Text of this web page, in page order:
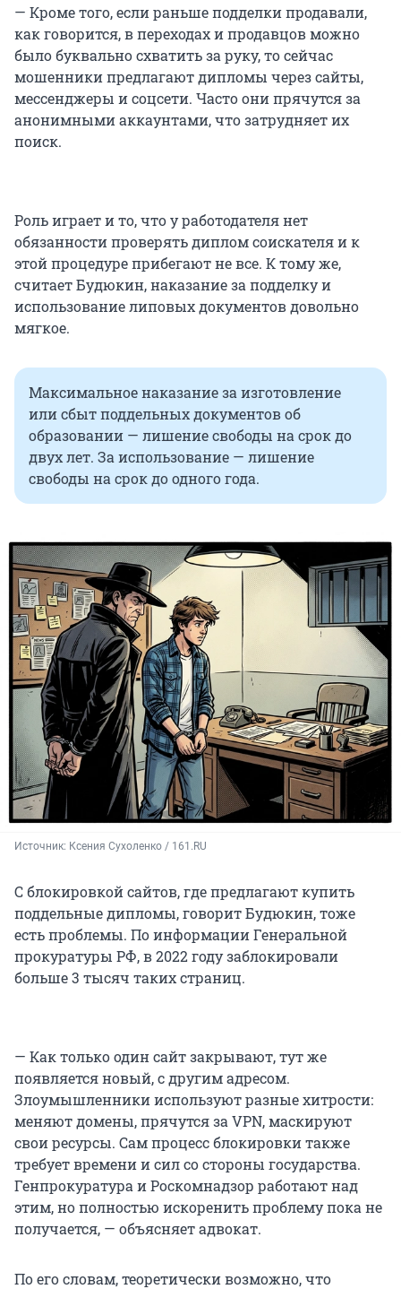
— Кроме того, если раньше подделки продавали,
как говорится, в переходах и продавцов можно
было буквально схватить за руку, то сейчас
мошенники предлагают дипломы через сайты,
мессенджеры и соцсети. Часто они прячутся за
анонимными аккаунтами, что затрудняет их
поиск.
Роль играет и то, что у работодателя нет
обязанности проверять диплом соискателя и к
этой процедуре прибегают не все. К тому же,
считает Будюкин, наказание за подделку и
использование липовых документов довольно
мягкое.
Максимальное наказание за изготовление
или сбыт поддельных документов об
образовании — лишение свободы на срок до
двух лет. За использование — лишение
свободы на срок до одного года.
Источник: Ксения Сухоленко / 161.RU
С блокировкой сайтов, где предлагают купить
поддельные дипломы, говорит Будюкин, тоже
есть проблемы. По информации Генеральной
прокуратуры РФ, в 2022 году заблокировали
больше 3 тысяч таких страниц.
— Как только один сайт закрывают, тут же
появляется новый, с другим адресом.
Злоумышленники используют разные хитрости:
меняют домены, прячутся за VPN, маскируют
свои ресурсы. Сам процесс блокировки также
требует времени и сил со стороны государства.
Генпрокуратура и Роскомнадзор работают над
этим, но полностью искоренить проблему пока не
получается, — объясняет адвокат.
По его словам, теоретически возможно, что